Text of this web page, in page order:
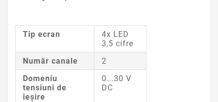
Tip ecran
4x LED
3,5 cifre
Număr canale
2
Domeniu
tensiuni de
ieşire
0...30 V
DC